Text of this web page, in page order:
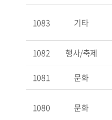
1083 기타
1082 행사/축제
1081 문화
1080 문화